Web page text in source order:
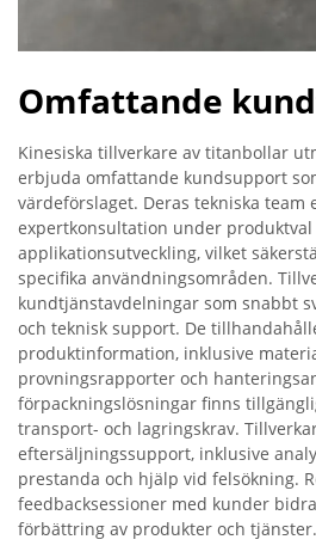
Omfattande
Kinesiska tillverkare av titanbollar
erbjuda omfattande kundsupport
värdeförslaget. Deras tekniska team
expertkonsultation under produktval
applikationsutveckling, vilket
specifika användningsområden.
kundtjänstavdelningar som snabbt
och teknisk support. De
produktinformation, inklusive
provningsrapporter och
förpackningslösningar finns
transport- och lagringskrav.
eftersäljningssupport, inklusive
prestanda och hjälp vid felsökning.
feedbacksessioner med kunder
förbättring av produkter och tjänster.